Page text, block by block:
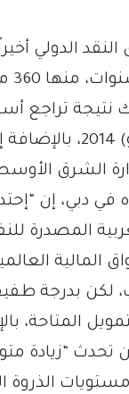
الدولي
الشرق
دبي، إن
المصدرة
المالية
لكن بدرجة
المتاحة،
تحدث “زيادة